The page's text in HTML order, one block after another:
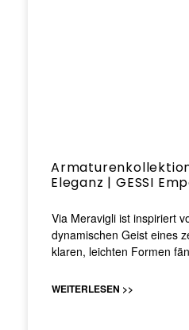
Eleganz | GESSI
Via Meravigli ist inspiriert
dynamischen Geist eines
klaren, leichten Formen
WEITERLESEN >>